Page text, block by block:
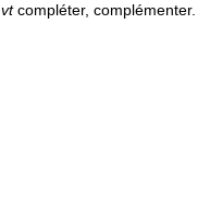
vtcompléter, complémenter.